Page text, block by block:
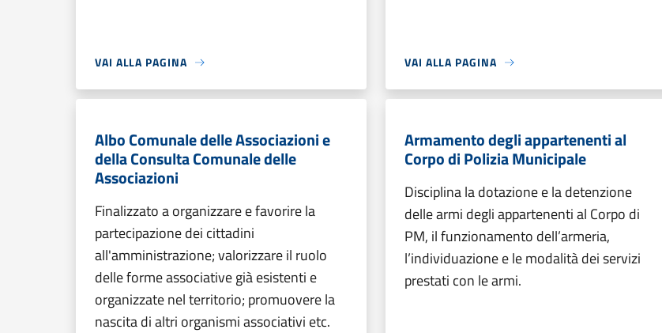
VAI ALLA PAGINA VAI ALLA PAGINA
Albo Comunale delle Associazioni e
della Consulta Comunale delle
Associazioni
Finalizzato a organizzare e favorire la
partecipazione dei cittadini
all'amministrazione; valorizzare il ruolo
delle forme associative già esistenti e
organizzate nel territorio; promuovere la
nascita di altri organismi associativi etc.
Armamento degli appartenenti al
Corpo di Polizia Municipale
Disciplina la dotazione e la detenzione
delle armi degli appartenenti al Corpo di
PM, il funzionamento dell’armeria,
l’individuazione e le modalità dei servizi
prestati con le armi.